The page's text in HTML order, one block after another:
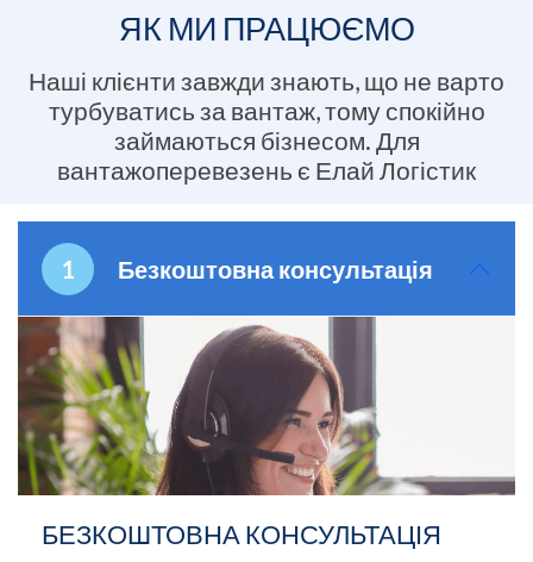
ЯК МИ ПРАЦЮЄМО
Наші клієнти завжди знають, що не варто
турбуватись за вантаж, тому спокійно
займаються бізнесом. Для
вантажоперевезень є Елай Логістик
Безкоштовна консультація
БЕЗКОШТОВНА КОНСУЛЬТАЦІЯ